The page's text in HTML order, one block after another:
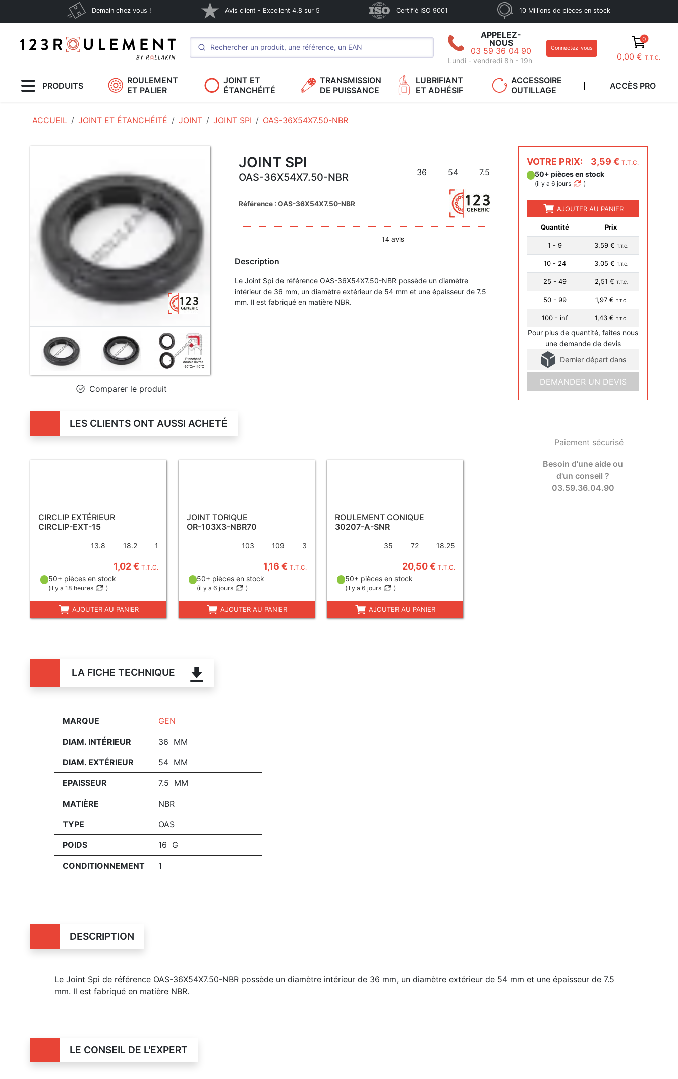
Demain chez vous ! Avis client - Excellent 4.8 sur 5 Certifié ISO 9001 10 Millions de pièces en stock
APPELEZ-
NOUS
03 59 36 04 90
Lundi - vendredi 8h - 19h
Connectez-vous
0
0,00 € T.T.C.
PRODUITS
ROULEMENT
ET PALIER
JOINT ET
ÉTANCHÉITÉ
TRANSMISSION
DE PUISSANCE
LUBRIFIANT
ET ADHÉSIF
ACCESSOIRE
OUTILLAGE
ACCÈS PRO
ACCUEIL JOINT ET ÉTANCHÉITÉ JOINT JOINT SPI OAS-36X54X7.50-NBR
Comparer le produit
JOINT SPI
OAS-36X54X7.50-NBR 36 54 7.5
Référence : OAS-36X54X7.50-NBR
Description
Le Joint Spi de référence OAS-36X54X7.50-NBR possède un diamètre
intérieur de 36 mm, un diamètre extérieur de 54 mm et une épaisseur de 7.5
mm. Il est fabriqué en matière NBR.
VOTRE PRIX: 3,59 € T.T.C.
50+ pièces en stock
(il y a 6 jours )
AJOUTER AU PANIER
Quantité Prix
1 - 9 3,59 € T.T.C.
10 - 24 3,05 € T.T.C.
25 - 49 2,51 € T.T.C.
50 - 99 1,97 € T.T.C.
100 - inf 1,43 € T.T.C.
Pour plus de quantité, faites nous
une demande de devis
Dernier départ dans
DEMANDER UN DEVIS
Paiement sécurisé
Besoin d'une aide ou
d'un conseil ?
03.59.36.04.90
LES CLIENTS ONT AUSSI ACHETÉ
CIRCLIP EXTÉRIEUR
CIRCLIP-EXT-15
13.8 18.2 1
1,02 € T.T.C.
50+ pièces en stock
(il y a 18 heures )
AJOUTER AU PANIER
JOINT TORIQUE
OR-103X3-NBR70
103 109 3
1,16 € T.T.C.
50+ pièces en stock
(il y a 6 jours )
AJOUTER AU PANIER
ROULEMENT CONIQUE
30207-A-SNR
35 72 18.25
20,50 € T.T.C.
50+ pièces en stock
(il y a 6 jours )
AJOUTER AU PANIER
LA FICHE TECHNIQUE
MARQUE GEN
DIAM. INTÉRIEUR 36 MM
DIAM. EXTÉRIEUR 54 MM
EPAISSEUR 7.5 MM
MATIÈRE NBR
TYPE OAS
POIDS 16 G
CONDITIONNEMENT 1
DESCRIPTION
Le Joint Spi de référence OAS-36X54X7.50-NBR possède un diamètre intérieur de 36 mm, un diamètre extérieur de 54 mm et une épaisseur de 7.5
mm. Il est fabriqué en matière NBR.
LE CONSEIL DE L'EXPERT